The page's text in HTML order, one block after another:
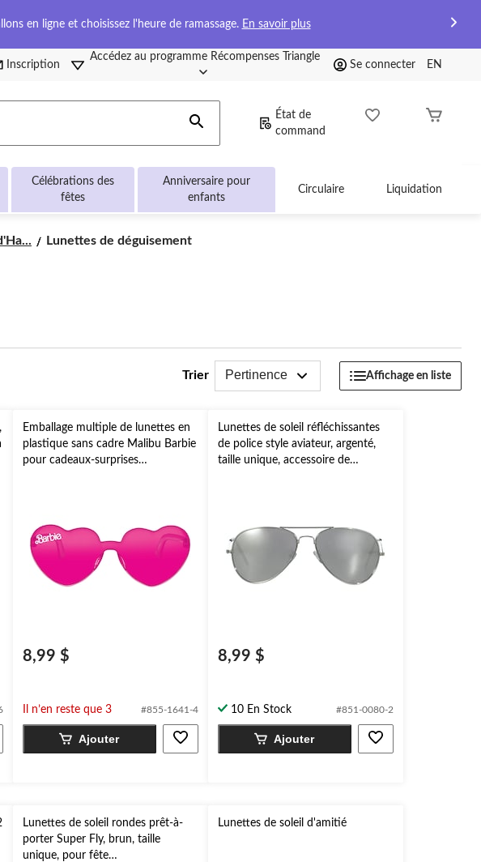
en ligne et choisissez l'heure de ramassage. En savoir plus
Inscription
Accédez au programme Récompenses Triangle
Se connecter EN
État de
command
Célébrations des
fêtes
Anniversaire pour
enfants
Circulaire Liquidation
Lunettes
Lunettes de déguisement
Trier Pertinence Affichage en liste
Emballage multiple de lunettes en
plastique sans cadre Malibu Barbie
pour cadeaux-surprises
8,99 $
Il n’en reste que 3 #855-1641-4
Ajouter
Lunettes de soleil réfléchissantes
de police style aviateur, argenté,
taille unique, accessoire de
8,99 $
10 En Stock #851-0080-2
Ajouter
Lunettes de soleil rondes prêt-à-
porter Super Fly, brun, taille
unique, pour fête
Lunettes de soleil d'amitié